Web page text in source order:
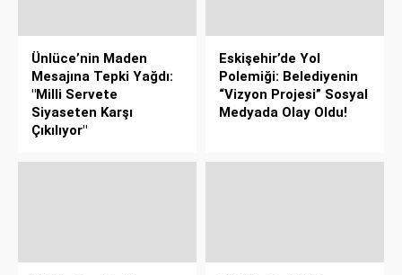
Ünlüce’nin Maden
Mesajına Tepki Yağdı:
"Milli Servete
Siyaseten Karşı
Çıkılıyor"
Eskişehir’de Yol
Polemiği: Belediyenin
“Vizyon Projesi” Sosyal
Medyada Olay Oldu!